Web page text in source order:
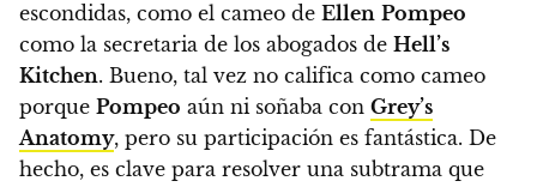
escondidas, como el cameo de Ellen Pompeo
como la secretaria de los abogados de Hell’s
Kitchen. Bueno, tal vez no califica como cameo
porque Pompeo aún ni soñaba con Grey’s
Anatomy, pero su participación es fantástica. De
hecho, es clave para resolver una subtrama que